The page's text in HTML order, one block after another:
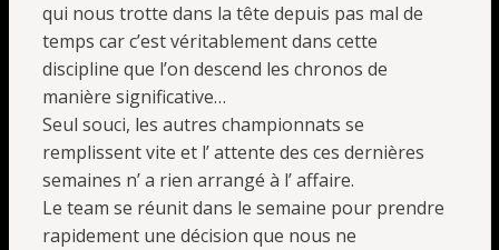
qui nous trotte dans la tête depuis pas mal de
temps car c’est véritablement dans cette
discipline que l’on descend les chronos de
manière significative…
Seul souci, les autres championnats se
remplissent vite et l’ attente des ces dernières
semaines n’ a rien arrangé à l’ affaire.
Le team se réunit dans le semaine pour prendre
rapidement une décision que nous ne